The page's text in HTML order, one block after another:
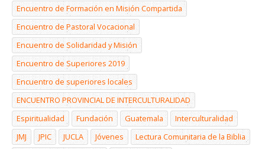
Encuentro de Formación en Misión Compartida
Encuentro de Pastoral Vocacional
Encuentro de Solidaridad y Misión
Encuentro de Superiores 2019
Encuentro de superiores locales
ENCUENTRO PROVINCIAL DE INTERCULTURALIDAD
Espiritualidad
Fundación Guatemala
Interculturalidad
JMJ
JPIC JUCLA Jóvenes
Lectura Comunitaria de la Biblia